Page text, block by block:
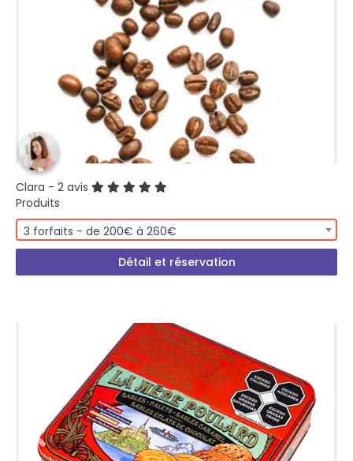
Clara - 2 avis
Produits
3 forfaits - de 200€ à 260€
Détail et réservation